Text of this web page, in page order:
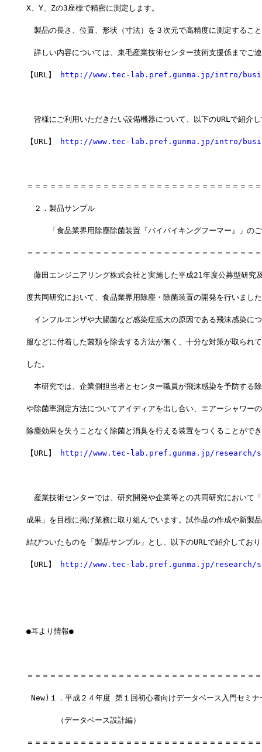
X、Y、Zの3座標で精密に測定します。
製品の長さ、位置、形状（寸法）を３次元で高精度に測定するこ
詳しい内容については、東毛産業技術センター技術支援係までご
【URL】 http://www.tec-lab.pref.gunma.jp/intro/
皆様にご利用いただきたい設備機器について、以下のURLで紹介
【URL】 http://www.tec-lab.pref.gunma.jp/intro/
＝＝＝＝＝＝＝＝＝＝＝＝＝＝＝＝＝＝＝＝＝＝＝＝＝＝＝＝＝＝
２．製品サンプル
「食品業界用除塵除菌装置『バイバイキングフーマー』」の
＝＝＝＝＝＝＝＝＝＝＝＝＝＝＝＝＝＝＝＝＝＝＝＝＝＝＝＝＝＝
藤田エンジニアリング株式会社と実施した平成21年度公募型研究
度共同研究において、食品業界用除塵・除菌装置の開発を行いまし
インフルエンザや大腸菌など感染症拡大の原因である飛沫感染に
服などに付着した菌類を除去する方法が無く、十分な対策が取られ
した。
本研究では、企業側担当者とセンター職員が飛沫感染を予防する
や除菌率測定方法についてアイディアを出し合い、エアーシャワー
除塵効果を失うことなく除菌と消臭を行える装置をつくることがで
【URL】 http://www.tec-lab.pref.gunma.jp/research/
産業技術センターでは、研究開発や企業等との共同研究において
成果」を目標に掲げ業務に取り組んでいます。試作品の作成や新製
結びついたものを「製品サンプル」とし、以下のURLで紹介してお
【URL】 http://www.tec-lab.pref.gunma.jp/research/
●耳より情報●
＝＝＝＝＝＝＝＝＝＝＝＝＝＝＝＝＝＝＝＝＝＝＝＝＝＝＝＝＝＝
New)１．平成２４年度 第１回初心者向けデータベース入門セミナ
（データベース設計編）
＝＝＝＝＝＝＝＝＝＝＝＝＝＝＝＝＝＝＝＝＝＝＝＝＝＝＝＝＝＝